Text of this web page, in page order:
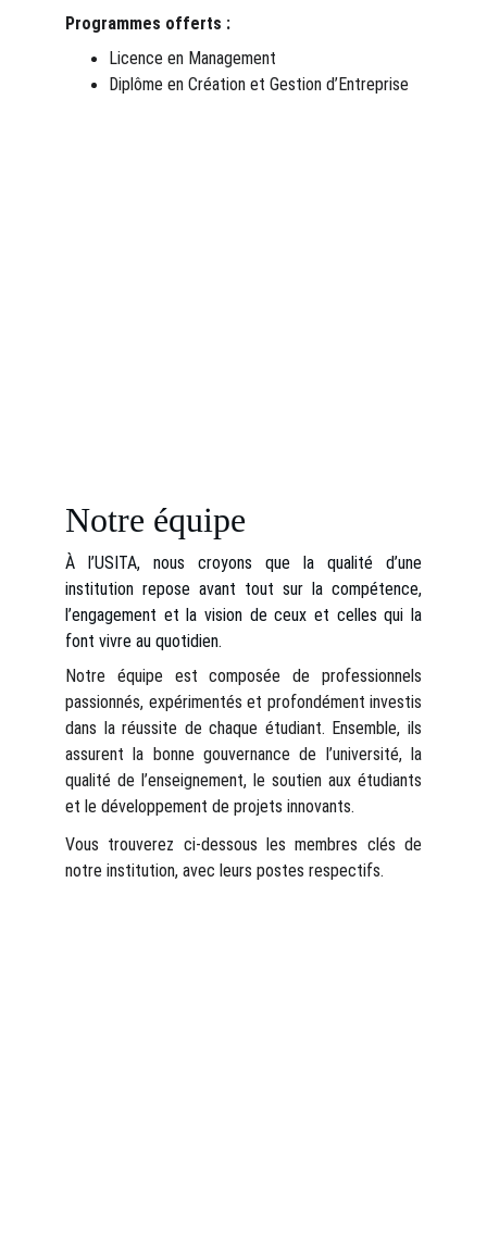
Programmes offerts :
Licence en Management
Diplôme en Création et Gestion d’Entreprise
Notre équipe
À l’USITA, nous croyons que la qualité d’une
institution repose avant tout sur la compétence,
l’engagement et la vision de ceux et celles qui la
font vivre au quotidien.
Notre équipe est composée de professionnels
passionnés, expérimentés et profondément investis
dans la réussite de chaque étudiant. Ensemble, ils
assurent la bonne gouvernance de l’université, la
qualité de l’enseignement, le soutien aux étudiants
et le développement de projets innovants.
Vous trouverez ci-dessous les membres clés de
notre institution, avec leurs postes respectifs.